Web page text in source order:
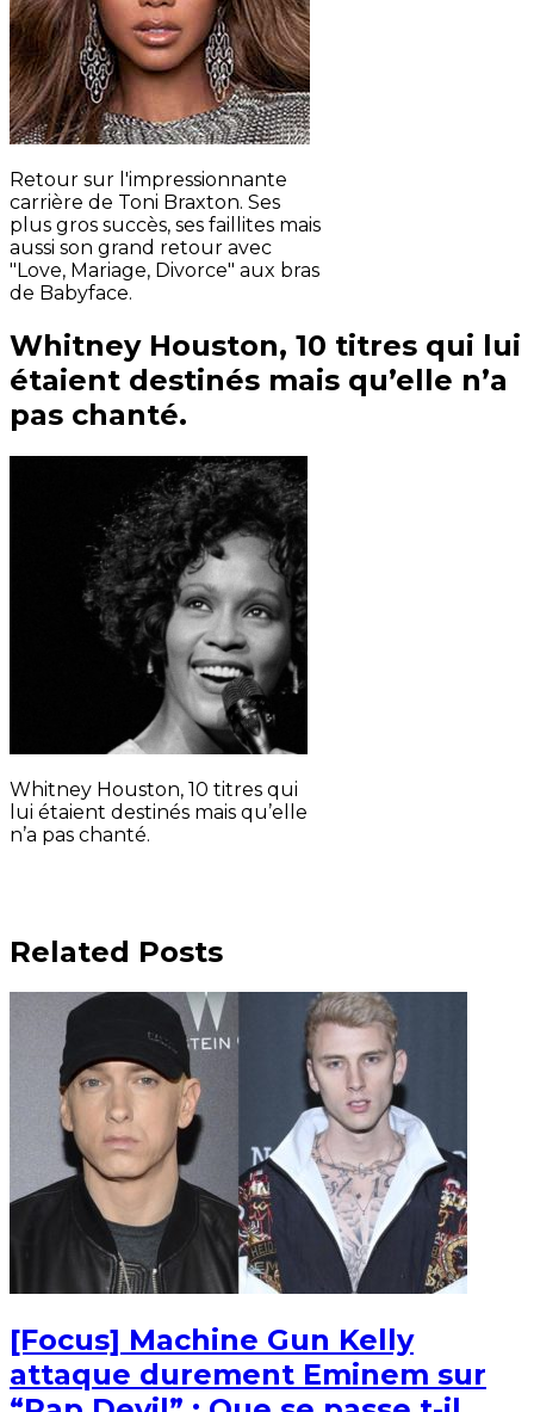
Retour sur l'impressionnante
carrière de Toni Braxton. Ses
plus gros succès, ses faillites mais
aussi son grand retour avec
"Love, Mariage, Divorce" aux bras
de Babyface.
Whitney Houston, 10 titres qui lui
étaient destinés mais qu’elle n’a
pas chanté.
Whitney Houston, 10 titres qui
lui étaient destinés mais qu’elle
n’a pas chanté.
Related Posts
[Focus] Machine Gun Kelly
attaque durement Eminem sur